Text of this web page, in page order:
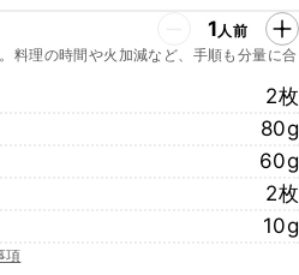
1人前
料理の時間や火加減など、手順も分量に合
2枚
80g
60g
2枚
10g
項